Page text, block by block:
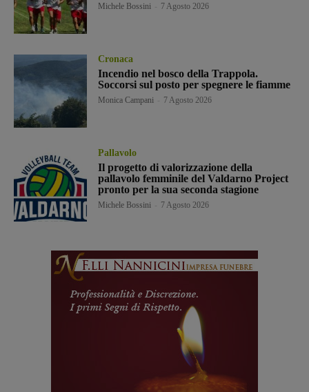
Michele Bossini 7 Agosto 2026
Cronaca
Incendio nel bosco della Trappola.
Soccorsi sul posto per spegnere le fiamme
Monica Campani 7 Agosto 2026
Pallavolo
Il progetto di valorizzazione della
pallavolo femminile del Valdarno Project
pronto per la sua seconda stagione
Michele Bossini 7 Agosto 2026